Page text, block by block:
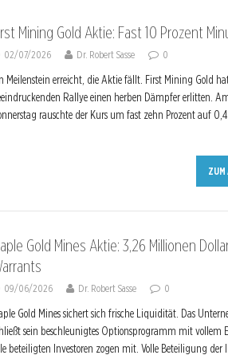
Mining Gold Aktie: Fast 10 Prozent
02/07/2026 Dr. Robert Sasse 0
Meilenstein erreicht, die Aktie fällt. First Mining Gold
Rallye einen herben Dämpfer erlitten.
rauschte der Kurs um fast zehn Prozent auf
ZUM
Gold Mines Aktie: 3,26 Millionen
09/06/2026 Dr. Robert Sasse 0
Gold Mines sichert sich frische Liquidität. Das
sein beschleunigtes Optionsprogramm mit vollem
beteiligten Investoren zogen mit. Volle Beteiligung der